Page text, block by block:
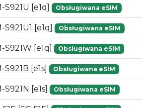
S921U [e1q] Obsługiwana eSIM
S921U1 [e1q] Obsługiwana eSIM
S921W [e1q] Obsługiwana eSIM
S921B [e1s] Obsługiwana eSIM
S921N [e1s] Obsługiwana eSIM